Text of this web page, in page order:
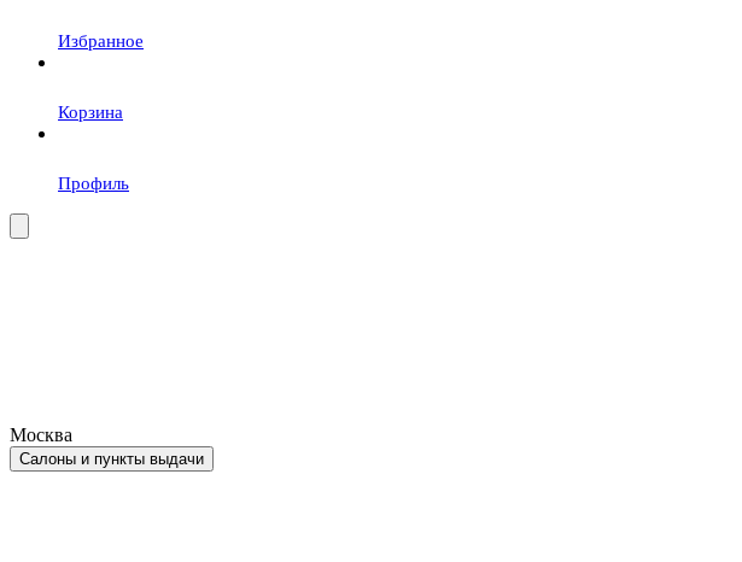
Избранное
Корзина
Профиль
Москва
Салоны и пункты выдачи